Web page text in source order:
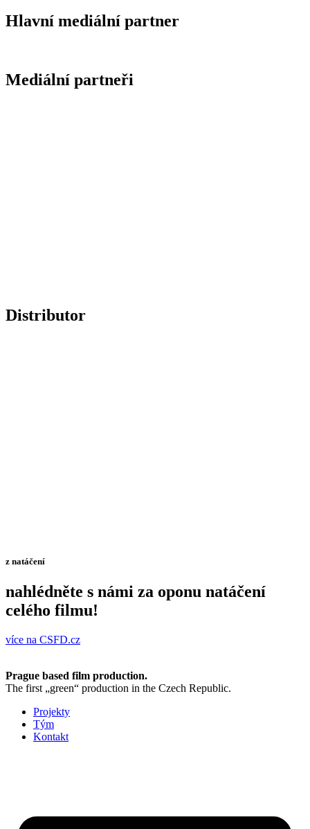
Hlavní mediální partner
Mediální partneři
Distributor
z natáčení
nahlédněte s námi za oponu natáčení
celého filmu!
více na CSFD.cz
Prague based film production.
The first „green“ production in the Czech Republic.
Projekty
Tým
Kontakt